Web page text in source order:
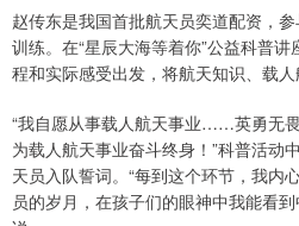
赵传东是我国首批航天员奕道配资，
训练。在“星辰大海等着你”公益科普
程和实际感受出发，将航天知识、载人
“我自愿从事载人航天事业……英勇无
为载人航天事业奋斗终身！”科普活动
天员入队誓词。“每到这个环节，我内
员的岁月，在孩子们的眼神中我能看